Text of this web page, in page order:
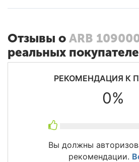
Отзывы о ARB
реальных
РЕКОМЕНДАЦИЯ К
0%
Вы должны
рекомендации.